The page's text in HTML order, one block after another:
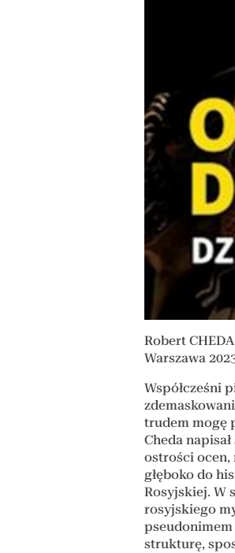
Robert
Warszawa
Współcześni
trudem mogę
Cheda
ostrości ocen,
głęboko do
Rosyjskiej. W
rosyjskiego
pseudonimem
strukturę,